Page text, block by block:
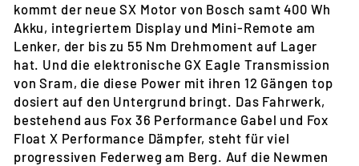
kommt der neue SX Motor von Bosch samt 400 Wh
Akku, integriertem Display und Mini-Remote am
Lenker, der bis zu 55 Nm Drehmoment auf Lager
hat. Und die elektronische GX Eagle Transmission
von Sram, die diese Power mit ihren 12 Gängen top
dosiert auf den Untergrund bringt. Das Fahrwerk,
bestehend aus Fox 36 Performance Gabel und Fox
Float X Performance Dämpfer, steht für viel
progressiven Federweg am Berg. Auf die Newmen